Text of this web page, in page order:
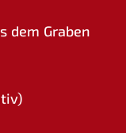
dem Gra­ben